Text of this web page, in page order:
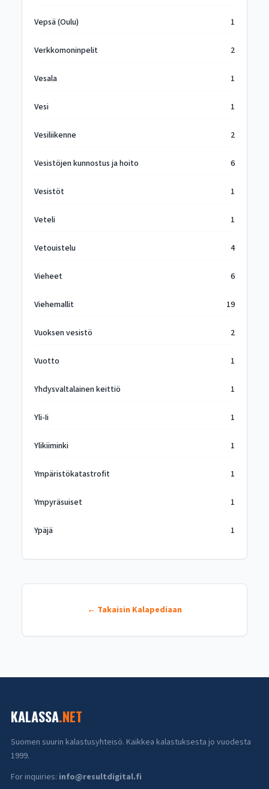
Vepsä (Oulu) 1
Verkkomoninpelit 2
Vesala 1
Vesi 1
Vesiliikenne 2
Vesistöjen kunnostus ja hoito 6
Vesistöt 1
Veteli 1
Vetouistelu 4
Vieheet 6
Viehemallit 19
Vuoksen vesistö 2
Vuotto 1
Yhdysvaltalainen keittiö 1
Yli-Ii 1
Ylikiiminki 1
Ympäristökatastrofit 1
Ympyräsuiset 1
Ypäjä 1
← Takaisin Kalapediaan
KALASSA.NET
Suomen suurin kalastusyhteisö. Kaikkea kalastuksesta jo vuodesta
1999.
For inquiries: info@resultdigital.fi